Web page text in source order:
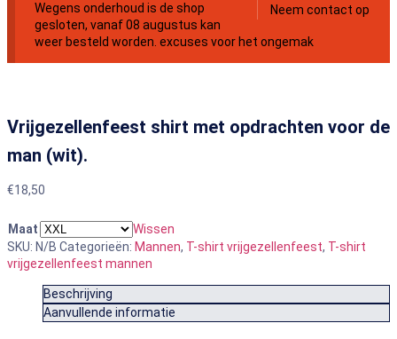
Neem contact op
Wegens onderhoud is de shop
gesloten, vanaf 08 augustus kan
weer besteld worden. excuses voor het ongemak
Vrijgezellenfeest shirt met opdrachten voor de
man (wit).
€18,50
Maat
Wissen
SKU: N/B Categorieën: Mannen, T-shirt vrijgezellenfeest, T-shirt
vrijgezellenfeest mannen
Beschrijving
Aanvullende informatie